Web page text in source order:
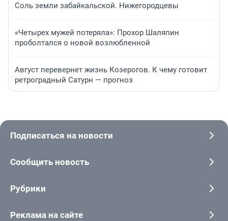
Соль земли забайкальской. Нижегородцевы
«Четырех мужей потеряла»: Прохор Шаляпин
проболтался о новой возлюбленной
Август перевернет жизнь Козерогов. К чему готовит
ретроградный Сатурн — прогноз
Подписаться на новости
Сообщить новость
Рубрики
Реклама на сайте